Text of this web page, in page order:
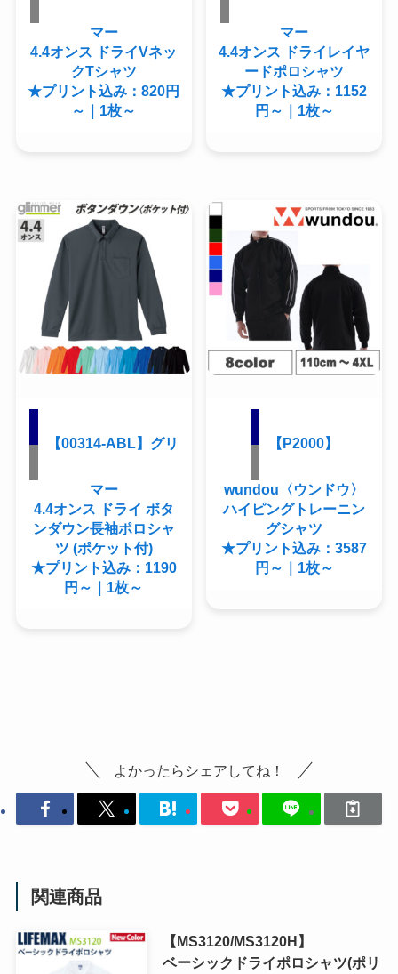
マー
4.4オンス ドライVネッ
クTシャツ
★プリント込み：820円
～｜1枚～
マー
4.4オンス ドライレイヤ
ードポロシャツ
★プリント込み：1152
円～｜1枚～
【00314-ABL】グリ
マー
4.4オンス ドライ ボタ
ンダウン長袖ポロシャ
ツ (ポケット付)
★プリント込み：1190
円～｜1枚～
【P2000】
wundou〈ウンドウ〉
ハイピングトレーニン
グシャツ
★プリント込み：3587
円～｜1枚～
よかったらシェアしてね！
関連商品
【MS3120/MS3120H】
ベーシックドライポロシャツ(ポリ